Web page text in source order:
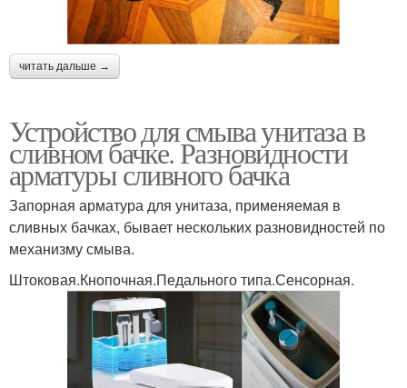
читать дальше →
Устройство для смыва унитаза в
сливном бачке. Разновидности
арматуры сливного бачка
Запорная арматура для унитаза, применяемая в
сливных бачках, бывает нескольких разновидностей по
механизму смыва.
Штоковая.Кнопочная.Педального типа.Сенсорная.